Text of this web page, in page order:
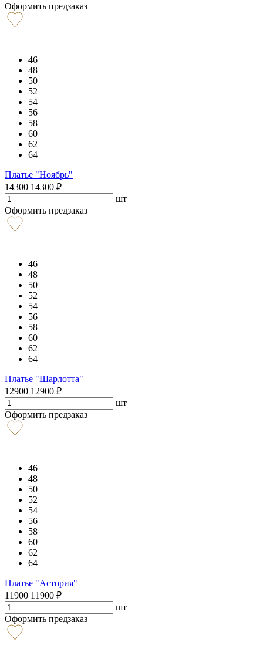
Оформить предзаказ
46
48
50
52
54
56
58
60
62
64
Платье "Ноябрь"
14300 14300 ₽
шт
Оформить предзаказ
46
48
50
52
54
56
58
60
62
64
Платье "Шарлотта"
12900 12900 ₽
шт
Оформить предзаказ
46
48
50
52
54
56
58
60
62
64
Платье "Астория"
11900 11900 ₽
шт
Оформить предзаказ